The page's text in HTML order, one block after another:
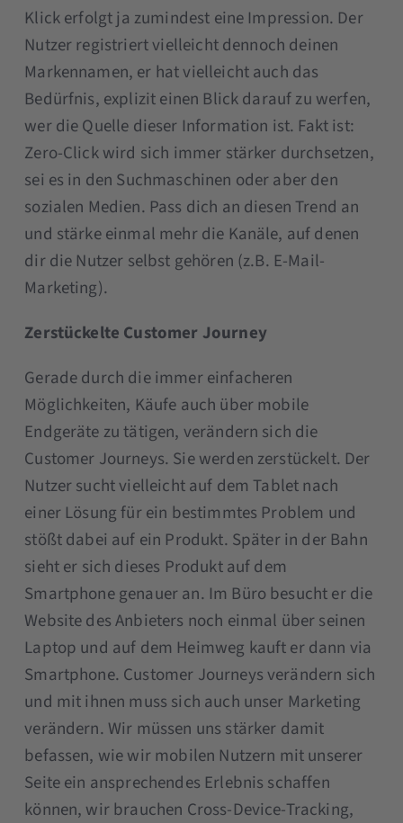
Klick erfolgt ja zumindest eine Impression. Der
Nutzer registriert vielleicht dennoch deinen
Markennamen, er hat vielleicht auch das
Bedürfnis, explizit einen Blick darauf zu werfen,
wer die Quelle dieser Information ist. Fakt ist:
Zero-Click wird sich immer stärker durchsetzen,
sei es in den Suchmaschinen oder aber den
sozialen Medien. Pass dich an diesen Trend an
und stärke einmal mehr die Kanäle, auf denen
dir die Nutzer selbst gehören (z.B. E-Mail-
Marketing).
Zerstückelte Customer Journey
Gerade durch die immer einfacheren
Möglichkeiten, Käufe auch über mobile
Endgeräte zu tätigen, verändern sich die
Customer Journeys. Sie werden zerstückelt. Der
Nutzer sucht vielleicht auf dem Tablet nach
einer Lösung für ein bestimmtes Problem und
stößt dabei auf ein Produkt. Später in der Bahn
sieht er sich dieses Produkt auf dem
Smartphone genauer an. Im Büro besucht er die
Website des Anbieters noch einmal über seinen
Laptop und auf dem Heimweg kauft er dann via
Smartphone. Customer Journeys verändern sich
und mit ihnen muss sich auch unser Marketing
verändern. Wir müssen uns stärker damit
befassen, wie wir mobilen Nutzern mit unserer
Seite ein ansprechendes Erlebnis schaffen
können, wir brauchen Cross-Device-Tracking,